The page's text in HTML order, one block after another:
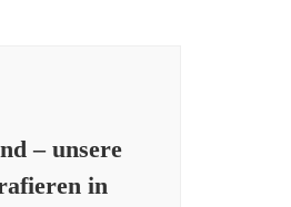
– unsere
in